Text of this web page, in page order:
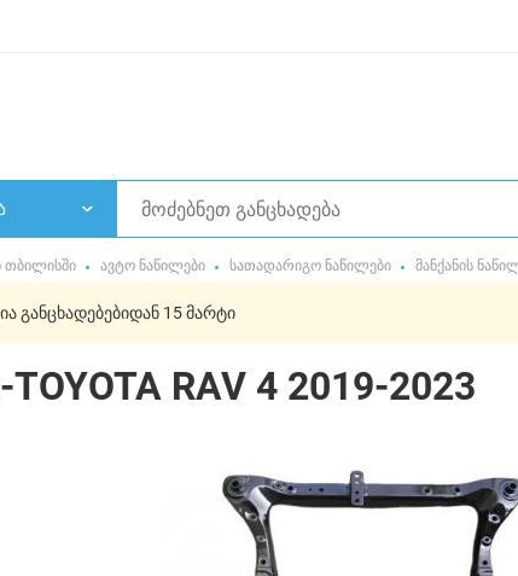
თბილისში ავტო ნაწილები სათადარიგო ნაწილები მანქანის
განცხადებებიდან 15 მარტი
RAV 4 2019-2023